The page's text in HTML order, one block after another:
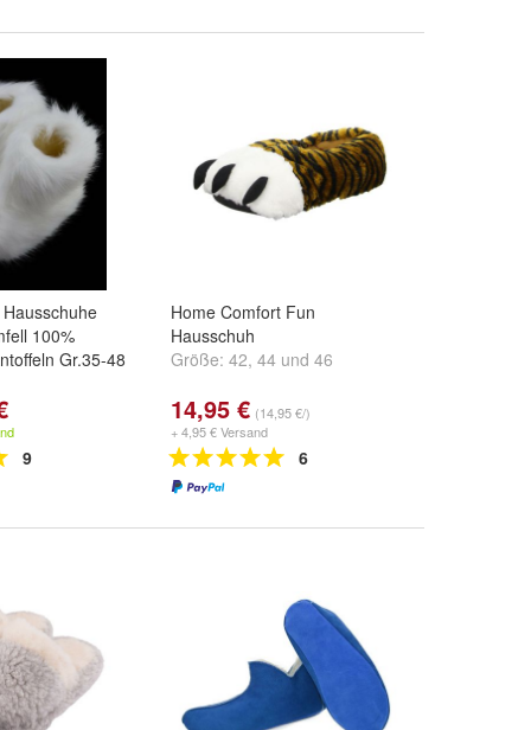
100%
Gr.35-48
37/38
9
Home Comfort Fun
Hausschuh
Größe: 42, 44 und 46
14,95 € (14,95 €/)
+ 4,95 € Versand
6